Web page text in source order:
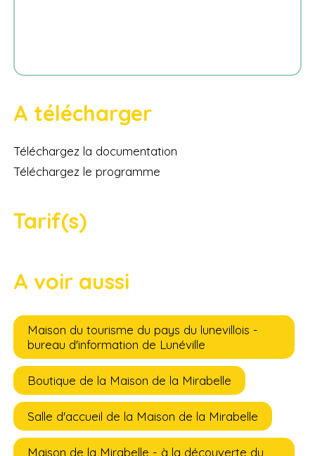
A télécharger
Téléchargez la documentation
Téléchargez le programme
Tarif(s)
A voir aussi
Maison du tourisme du pays du lunevillois -
bureau d'information de Lunéville
Boutique de la Maison de la Mirabelle
Salle d'accueil de la Maison de la Mirabelle
Maison de la Mirabelle - à la découverte du